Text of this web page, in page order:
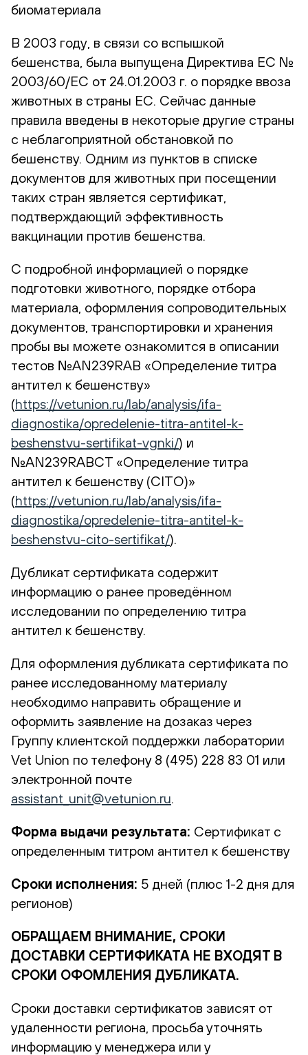
биоматериала
В 2003 году, в связи со вспышкой
бешенства, была выпущена Директива ЕС №
2003/60/ЕС от 24.01.2003 г. о порядке ввоза
животных в страны ЕС. Сейчас данные
правила введены в некоторые другие страны
с неблагоприятной обстановкой по
бешенству. Одним из пунктов в списке
документов для животных при посещении
таких стран является сертификат,
подтверждающий эффективность
вакцинации против бешенства.
С подробной информацией о порядке
подготовки животного, порядке отбора
материала, оформления сопроводительных
документов, транспортировки и хранения
пробы вы можете ознакомится в описании
тестов №AN239RAB «Определение титра
антител к бешенству»
(https://vetunion.ru/lab/analysis/ifa-
diagnostika/opredelenie-titra-antitel-k-
beshenstvu-sertifikat-vgnki/) и
№AN239RABCT «Определение титра
антител к бешенству (CITO)»
(https://vetunion.ru/lab/analysis/ifa-
diagnostika/opredelenie-titra-antitel-k-
beshenstvu-cito-sertifikat/).
Дубликат сертификата содержит
информацию о ранее проведённом
исследовании по определению титра
антител к бешенству.
Для оформления дубликата сертификата по
ранее исследованному материалу
необходимо направить обращение и
оформить заявление на дозаказ через
Группу клиентской поддержки лаборатории
Vet Union по телефону 8 (495) 228 83 01 или
электронной почте
assistant_unit@vetunion.ru
Форма выдачи результата: Сертификат с
определенным титром антител к бешенству
Сроки исполнения: 5 дней (плюс 1-2 дня для
регионов)
ОБРАЩАЕМ ВНИМАНИЕ, СРОКИ
ДОСТАВКИ СЕРТИФИКАТА НЕ ВХОДЯТ В
СРОКИ ОФОМЛЕНИЯ ДУБЛИКАТА.
Сроки доставки сертификатов зависят от
удаленности региона, просьба уточнять
информацию у менеджера или у